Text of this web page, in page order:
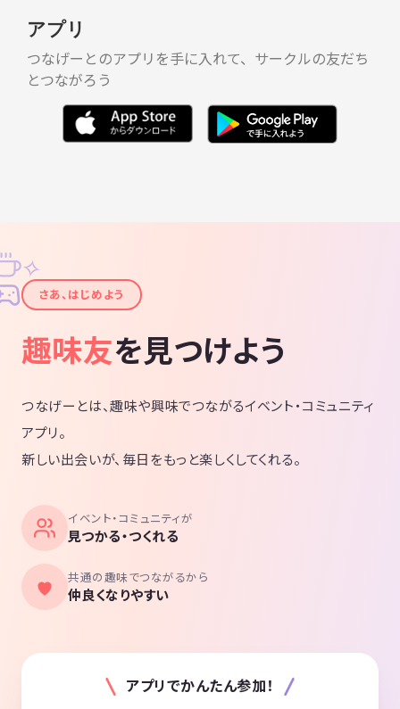
アプリ
つなげーとのアプリを手に入れて、サークルの友だち
とつながろう
✦
✧
さあ、はじめよう
趣味友を見つけよう
つなげーとは、趣味や興味でつながるイベント・コミュニティ
アプリ。
新しい出会いが、毎日をもっと楽しくしてくれる。
イベント・コミュニティが
見つかる・つくれる
共通の趣味でつながるから
仲良くなりやすい
アプリでかんたん参加！